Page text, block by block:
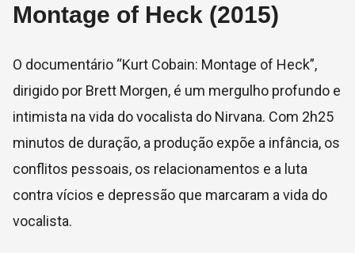
Montage of Heck (2015)
O documentário “Kurt Cobain: Montage of Heck”,
dirigido por Brett Morgen, é um mergulho profundo e
intimista na vida do vocalista do Nirvana. Com 2h25
minutos de duração, a produção expõe a infância, os
conflitos pessoais, os relacionamentos e a luta
contra vícios e depressão que marcaram a vida do
vocalista.